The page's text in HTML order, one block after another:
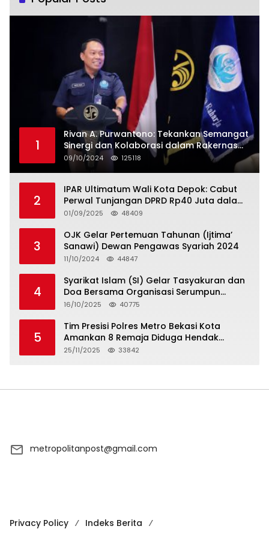
1
Rivan A. Purwantono: Tekankan Semangat
Sinergi dan Kolaborasi dalam Rakernas
Serikat Pekerja Jasa Raharja
09/10/2024 125118
2
IPAR Ultimatum Wali Kota Depok: Cabut
Perwal Tunjangan DPRD Rp40 Juta dalam
5 Hari atau Hadapi Aksi Rakyat
01/09/2025 48409
3
OJK Gelar Pertemuan Tahunan (Ijtima’
Sanawi) Dewan Pengawas Syariah 2024
11/10/2024 44847
4
Syarikat Islam (SI) Gelar Tasyakuran dan
Doa Bersama Organisasi Serumpun
Syarikat Islam Doa
16/10/2025 40775
5
Tim Presisi Polres Metro Bekasi Kota
Amankan 8 Remaja Diduga Hendak
Tawuran
25/11/2025 33842
metropolitanpost@gmail.com
Privacy Policy
Indeks Berita